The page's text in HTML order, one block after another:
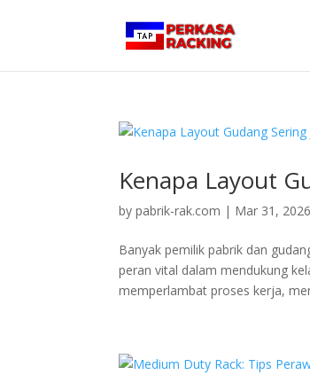
Kenapa Layout
bypabrik-rak.com | Mar 31, 2026
Banyak pemilik pabrik dan
peran vital dalam mendukung
memperlambat proses kerja,